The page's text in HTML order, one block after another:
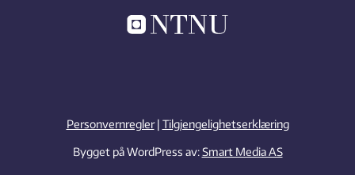
Personvernregler | Tilgjengelighetserklæring
Bygget på WordPress av:Smart Media AS